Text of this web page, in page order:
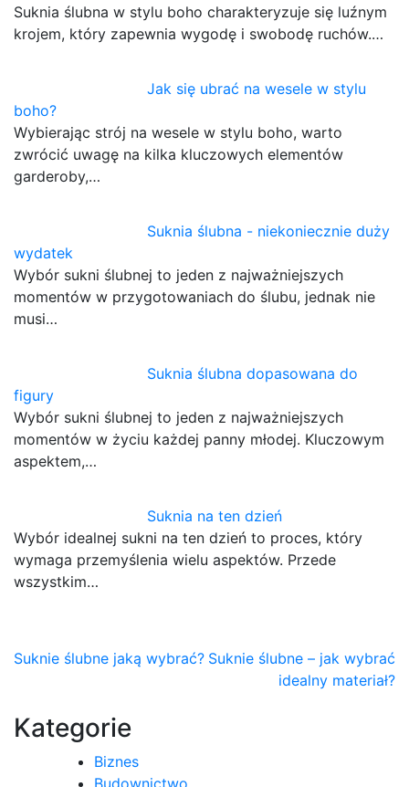
Suknia ślubna w stylu boho charakteryzuje się luźnym
krojem, który zapewnia wygodę i swobodę ruchów.…
Jak się ubrać na wesele w stylu
boho?
Wybierając strój na wesele w stylu boho, warto
zwrócić uwagę na kilka kluczowych elementów
garderoby,…
Suknia ślubna - niekoniecznie duży
wydatek
Wybór sukni ślubnej to jeden z najważniejszych
momentów w przygotowaniach do ślubu, jednak nie
musi…
Suknia ślubna dopasowana do
figury
Wybór sukni ślubnej to jeden z najważniejszych
momentów w życiu każdej panny młodej. Kluczowym
aspektem,…
Suknia na ten dzień
Wybór idealnej sukni na ten dzień to proces, który
wymaga przemyślenia wielu aspektów. Przede
wszystkim…
Nawigacja
Suknie ślubne jaką wybrać? Suknie ślubne – jak wybrać
idealny materiał?
Kategorie
Biznes
Budownictwo